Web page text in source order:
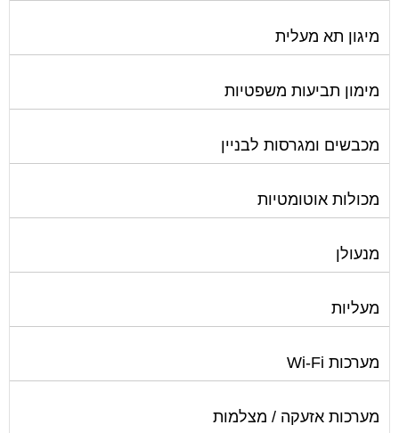
מיגון תא מעלית
מימון תביעות משפטיות
מכבשים ומגרסות לבניין
מכולות אוטומטיות
מנעולן
מעליות
מערכות Wi-Fi
מערכות אזעקה / מצלמות